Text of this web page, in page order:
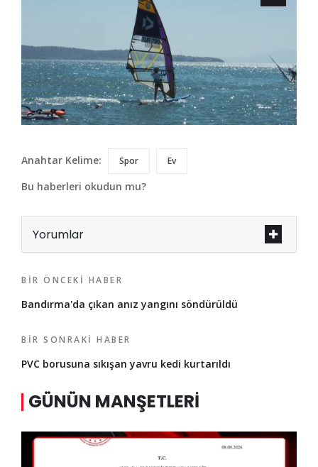
Anahtar Kelime: Spor Ev
Bu haberleri okudun mu?
Yorumlar
BIR ÖNCEKI HABER
Bandırma'da çıkan anız yangını söndürüldü
BIR SONRAKI HABER
PVC borusuna sıkışan yavru kedi kurtarıldı
GÜNÜN MANŞETLERI